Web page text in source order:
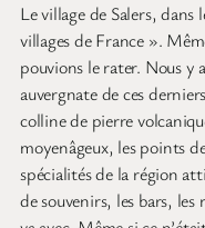
Le village de Salers, dans
villages de France ».
pouvions le rater. Nous y
auvergnate de ces
colline de pierre
moyenâgeux, les points
spécialités de la région
de souvenirs, les bars,